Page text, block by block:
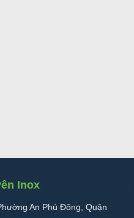
Inox
An Phú Đông, Quận